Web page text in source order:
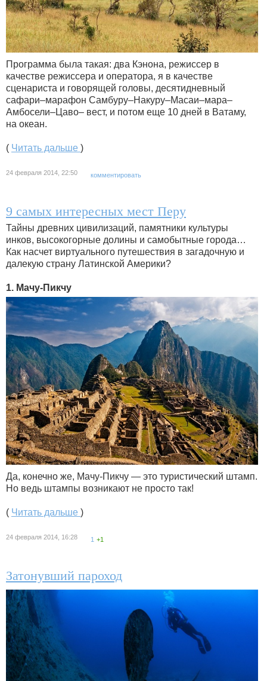
Программа была такая: два Кэнона, режиссер в
качестве режиссера и оператора, я в качестве
сценариста и говорящей головы, десятидневный
сафари–марафон Самбуру–Накуру–Масаи–мара–
Амбосели–Цаво– вест, и потом еще 10 дней в Ватаму,
на океан.
( Читать дальше )
24 февраля 2014, 22:50 комментировать
9 самых интересных мест Перу
Тайны древних цивилизаций, памятники культуры
инков, высокогорные долины и самобытные города…
Как насчет виртуального путешествия в загадочную и
далекую страну Латинской Америки?
1. Мачу-Пикчу
Да, конечно же, Мачу-Пикчу — это туристический штамп.
Но ведь штампы возникают не просто так!
( Читать дальше )
24 февраля 2014, 16:28 1 +1
Затонувший пароход